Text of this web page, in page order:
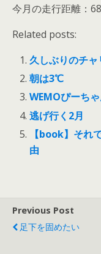
今月の走行距離：
Related posts:
久しぶりのチャ
朝は3℃
WEMOぴーち
逃げ行く2月
【book】それ
由
Previous Post
足下を固めたい